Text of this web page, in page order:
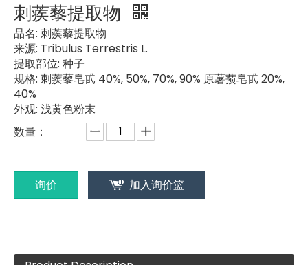
刺蒺藜提取物
品名: 刺蒺藜提取物
来源: Tribulus Terrestris L.
提取部位: 种子
规格: 刺蒺藜皂甙 40%, 50%, 70%, 90% 原薯蓣皂甙 20%,
40%
外观: 浅黄色粉末
数量：
询价 加入询价篮